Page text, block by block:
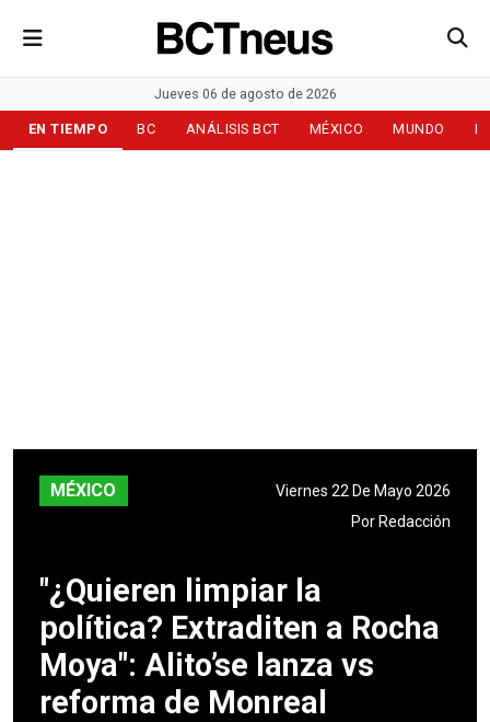
Jueves 06 de agosto de 2026
EN TIEMPO BC ANÁLISIS BCT MÉXICO MUNDO
MÉXICO
Viernes 22 De Mayo 2026
Por Redacción
"¿Quieren limpiar la
política? Extraditen a Rocha
Moya": Alito’se lanza vs
reforma de Monreal